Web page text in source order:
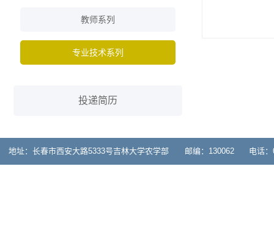
教师系列
专业技术系列
投递简历
地址：长春市西安大路5333号吉林大学农学部 邮编：130062 电话